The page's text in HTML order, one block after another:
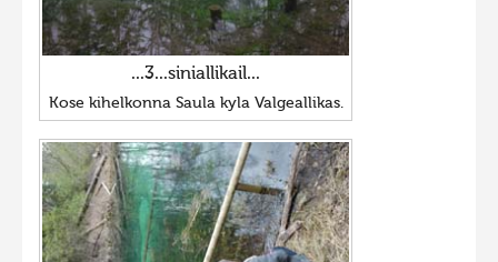
...3...siniallikail...
Kose kihelkonna Saula kyla Valgeallikas.